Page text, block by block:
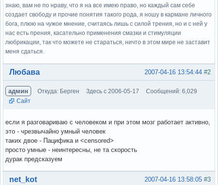
знаю, вам не по нраву, что я на все имею право, но каждый сам себе
создает свободу и прочие понятия такого рода, я ношу в кармане личного
бога, плюю на чужое мнение, считаясь лишь с силой трения, но и с ней у
нас есть прения, касательно применения смазки и стимуляции
любрикации, так что можете не стараться, ничто в этом мире не заставит
меня сдаться.
Вне форума #2
2007-04-16 13:54:44
Любава
админ Откуда: Берген Здесь с 2006-05-17
Сообщений: 6,029
Сайт
если я разговариваю с человеком и при этом мозг работает активно,
это - чрезвычайно умный человек
таких двое - Пацифика и <censored>
просто умные - неинтересны, не та скорость
дурак предсказуем
Вне форума #3
2007-04-16 13:58:05
net_kot